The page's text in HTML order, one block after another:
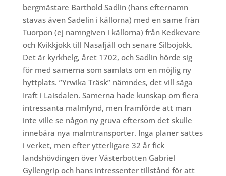
bergmästare Barthold Sadlin (hans efternamn
stavas även Sadelin i källorna) med en same från
Tuorpon (ej namngiven i källorna) från Kedkevare
och Kvikkjokk till Nasafjäll och senare Silbojokk.
Det är kyrkhelg, året 1702, och Sadlin hörde sig
för med samerna som samlats om en möjlig ny
hyttplats. ”Yrwika Träsk” nämndes, det vill säga
Iraft i Laisdalen. Samerna hade kunskap om flera
intressanta malmfynd, men framförde att man
inte ville se någon ny gruva eftersom det skulle
innebära nya malmtransporter. Inga planer sattes
i verket, men efter ytterligare 32 år fick
landshövdingen över Västerbotten Gabriel
Gyllengrip och hans intressenter tillstånd för att